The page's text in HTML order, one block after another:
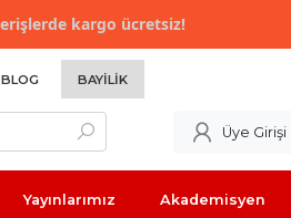
kargo ücretsiz!
BLOG BAYILIK
Üye Girişi
Yayınlarımız Akademisyen